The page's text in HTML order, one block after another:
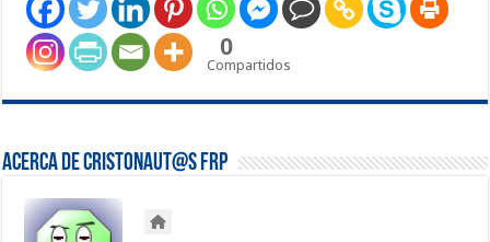
0
Compartidos
Acerca de Cristonaut@s FRP